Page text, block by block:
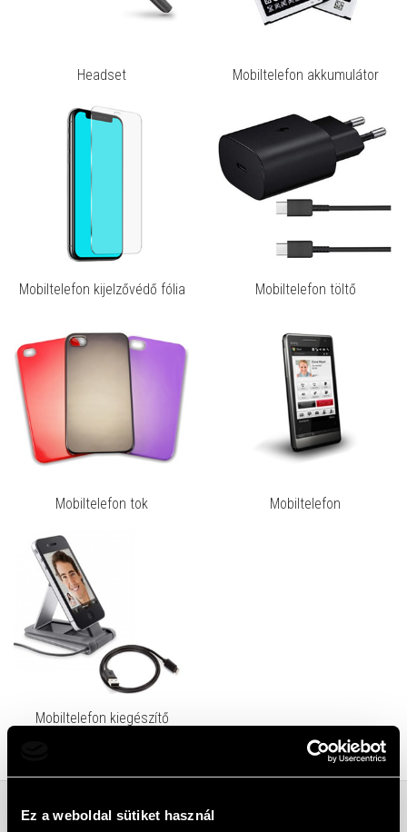
Ez a weboldal sütiket használ
Headset Mobiltelefon akkumulátor
Mobiltelefon kijelzővédő fólia Mobiltelefon töltő
Mobiltelefon tok Mobiltelefon
Mobiltelefon kiegészítő